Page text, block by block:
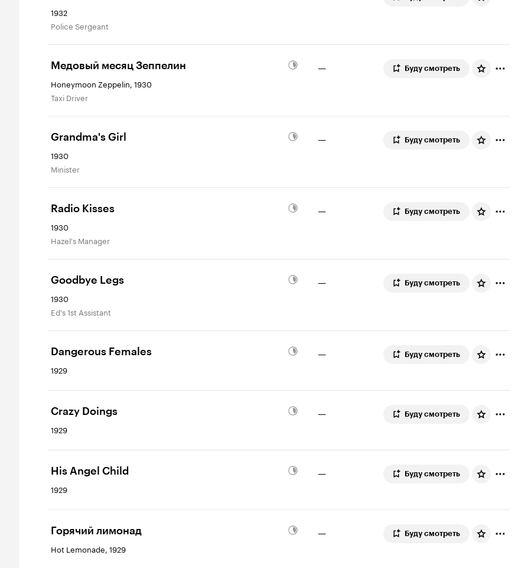
1932
Police Sergeant
Медовый месяц Зеппелин
Honeymoon Zeppelin, 1930
Taxi Driver
— Буду смотреть
Grandma's Girl
1930
Minister
— Буду смотреть
Radio Kisses
1930
Hazel's Manager
— Буду смотреть
Goodbye Legs
1930
Ed's 1st Assistant
— Буду смотреть
Dangerous Females
1929
— Буду смотреть
Crazy Doings
1929
— Буду смотреть
His Angel Child
1929
— Буду смотреть
Горячий лимонад
Hot Lemonade, 1929
— Буду смотреть